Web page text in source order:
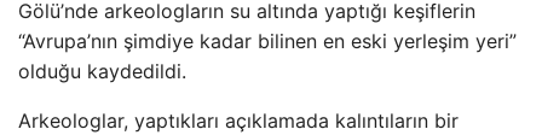
Gölü’nde arkeologların su altında yaptığı keşiflerin
“Avrupa’nın şimdiye kadar bilinen en eski yerleşim yeri”
olduğu kaydedildi.
Arkeologlar, yaptıkları açıklamada kalıntıların bir